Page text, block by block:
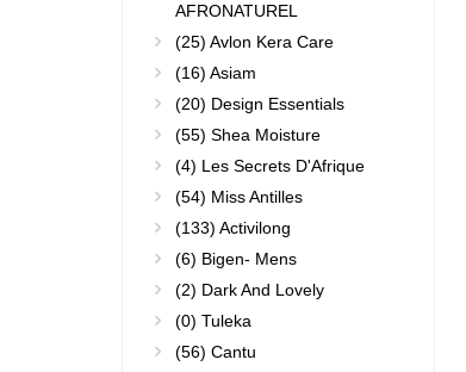
AFRONATUREL
(25) Avlon Kera Care
(16) Asiam
(20) Design Essentials
(55) Shea Moisture
(4) Les Secrets D'Afrique
(54) Miss Antilles
(133) Activilong
(6) Bigen- Mens
(2) Dark And Lovely
(0) Tuleka
(56) Cantu